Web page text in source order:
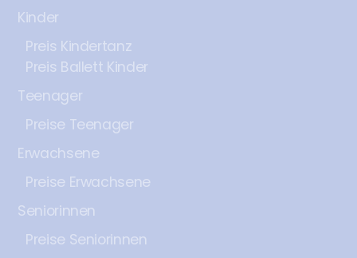
Kinder
Preis Kindertanz
Preis Ballett Kinder
Teenager
Preise Teenager
Erwachsene
Preise Erwachsene
Seniorinnen
Preise Seniorinnen